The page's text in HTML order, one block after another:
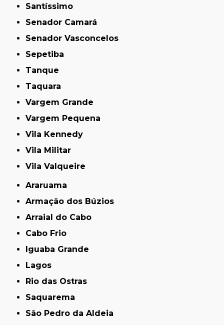
Santíssimo
Senador Camará
Senador Vasconcelos
Sepetiba
Tanque
Taquara
Vargem Grande
Vargem Pequena
Vila Kennedy
Vila Militar
Vila Valqueire
Araruama
Armação dos Búzios
Arraial do Cabo
Cabo Frio
Iguaba Grande
Lagos
Rio das Ostras
Saquarema
São Pedro da Aldeia